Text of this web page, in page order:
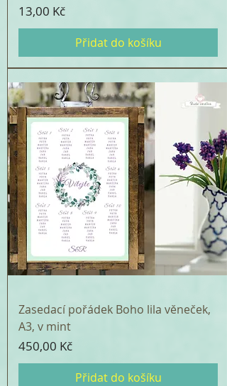
Cena
13,00 Kč
Přidat do košíku
Zasedací pořádek Boho lila věneček,
A3, v mint
Cena
450,00 Kč
Přidat do košíku